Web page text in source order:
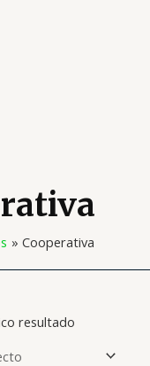
Cooperativa
resultado